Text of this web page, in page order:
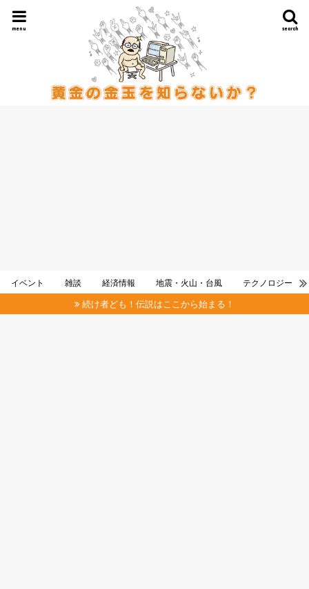
search
menu
イベント 雑談 経済情報 地震・火山・台風 テクノロジー
続け者ども！伝説はここから始まる！